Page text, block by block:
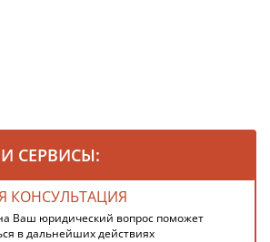
СЕРВИСЫ:
КОНСУЛЬТАЦИЯ
Ваш юридический вопрос поможет
в дальнейших действиях